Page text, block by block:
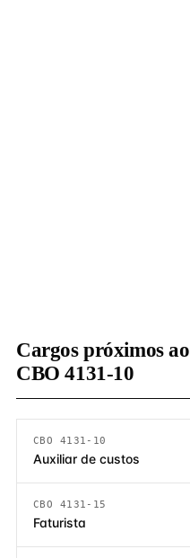
Cargos próximos ao
CBO 4131-10
CBO 4131-10
Auxiliar de custos
CBO 4131-15
Faturista